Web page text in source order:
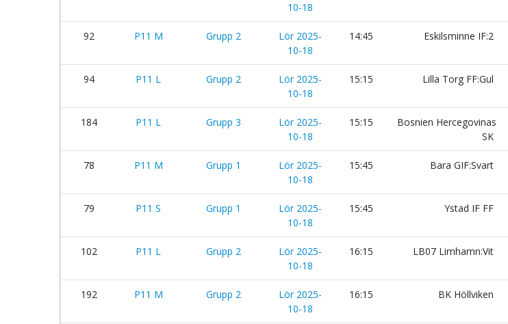
10-18
92 P11 M Grupp 2
Lör 2025-
10-18
14:45 Eskilsminne IF:2
94 P11 L Grupp 2
Lör 2025-
10-18
15:15 Lilla Torg FF:Gul
184 P11 L Grupp 3
Lör 2025-
10-18
15:15
Bosnien Hercegovinas
SK
78 P11 M Grupp 1
Lör 2025-
10-18
15:45 Bara GIF:Svart
79 P11 S Grupp 1
Lör 2025-
10-18
15:45 Ystad IF FF
102 P11 L Grupp 2
Lör 2025-
10-18
16:15 LB07 Limhamn:Vit
192 P11 M Grupp 2
Lör 2025-
10-18
16:15 BK Höllviken